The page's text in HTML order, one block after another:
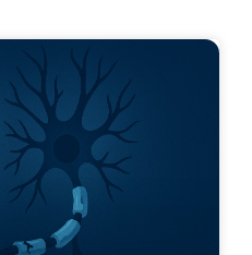
Page
Page
Page